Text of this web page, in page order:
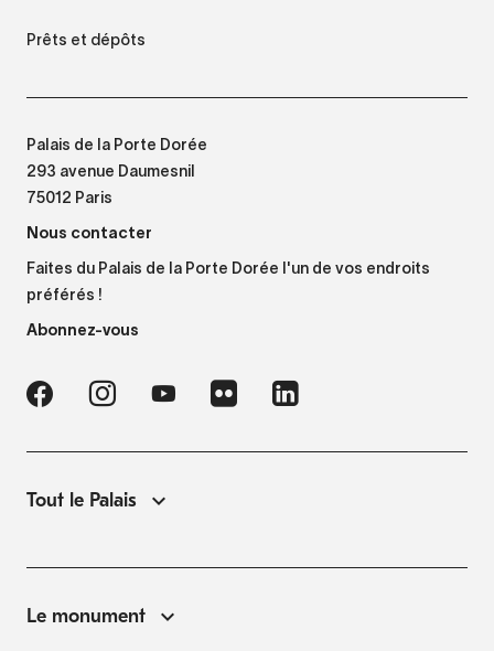
Prêts et dépôts
Palais de la Porte Dorée
293 avenue Daumesnil
75012 Paris
Nous contacter
Faites du Palais de la Porte Dorée l'un de vos endroits
préférés !
Abonnez-vous
Tout le Palais
Le monument